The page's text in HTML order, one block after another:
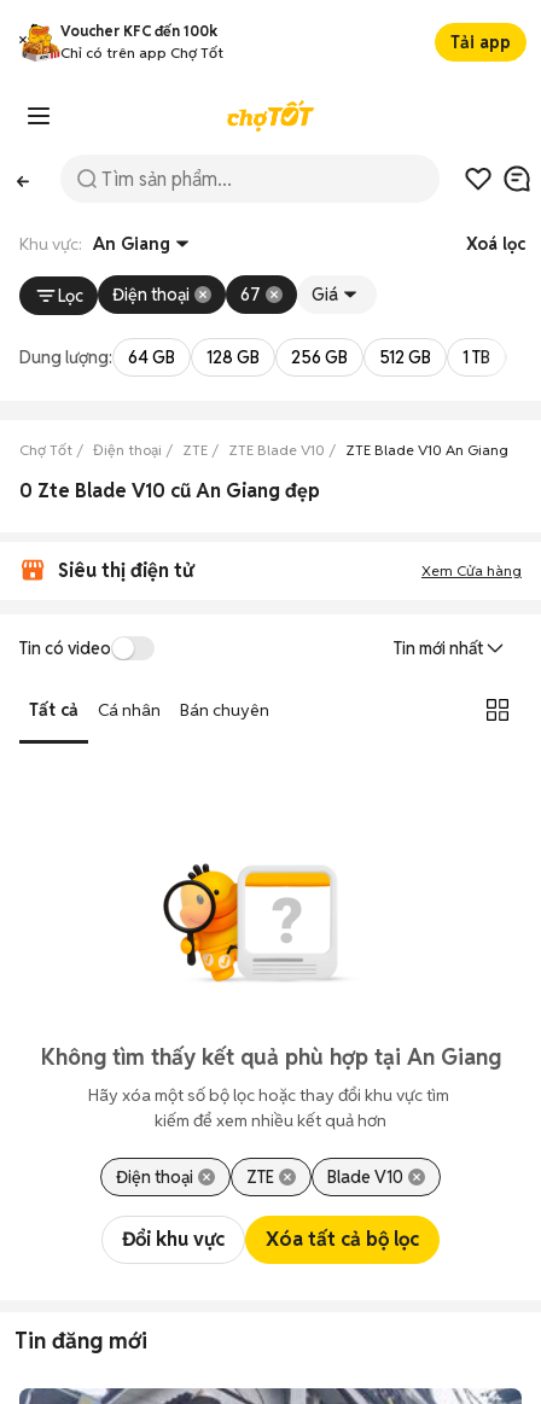
Voucher KFC đến 100k
Chỉ có trên app Chợ Tốt
Tải app
Khu vực: An Giang Xoá lọc
Lọc Điện thoại 67 Giá
Dung lượng: 64 GB 128 GB 256 GB 512 GB 1 TB
Chợ Tốt Điện thoại ZTE ZTE Blade V10 ZTE Blade V10 An Giang
0 Zte Blade V10 cũ An Giang đẹp
Siêu thị điện tử Xem Cửa hàng
Tin có video Tin mới nhất
Tất cả Cá nhân Bán chuyên
Không tìm thấy kết quả phù hợp tại An Giang
Hãy xóa một số bộ lọc hoặc thay đổi khu vực tìm
kiếm để xem nhiều kết quả hơn
Điện thoại ZTE Blade V10
Đổi khu vực Xóa tất cả bộ lọc
Tin đăng mới